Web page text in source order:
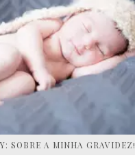
SOBRE A MINHA GRAVIDEZ!